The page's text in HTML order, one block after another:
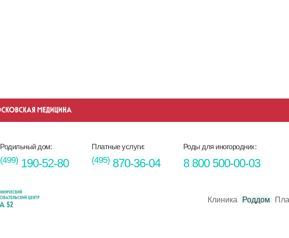
Родильный дом:
(499) 190-52-80
Платные услуги:
(495) 870-36-04
Роды для иногородних:
8 800 500-00-03
Клиника Роддом